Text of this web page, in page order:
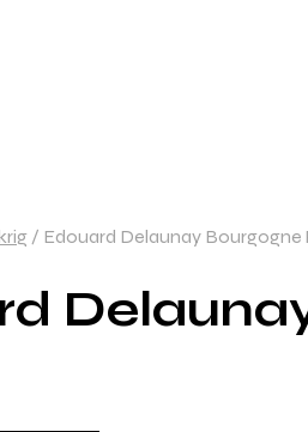
/ Edouard Delaunay Bourgogne